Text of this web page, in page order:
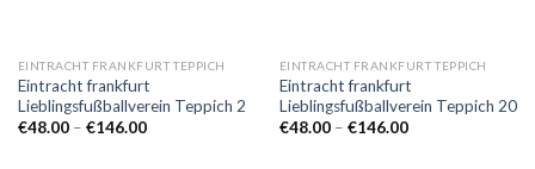
EINTRACHT FRANKFURT TEPPICH
Eintracht frankfurt
Lieblingsfußballverein Teppich 2
€48.00 – €146.00Preisspanne:
EINTRACHT FRANKFURT TEPPICH
Eintracht frankfurt
Lieblingsfußballverein Teppich 20
€48.00 – €146.00Preisspanne: